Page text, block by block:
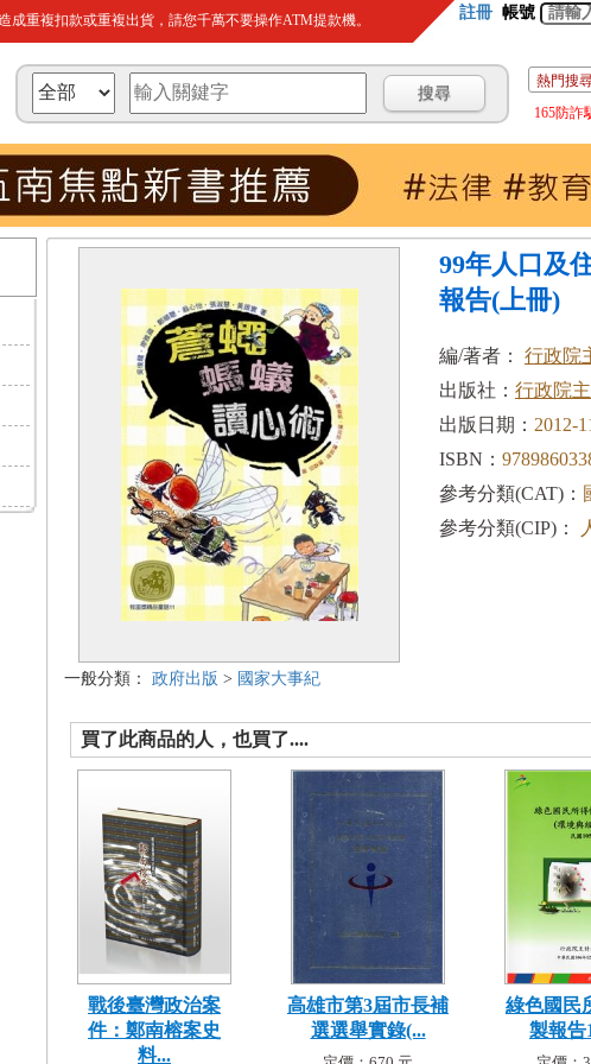
重複扣款或重複出貨，請您千萬不要操作ATM提款機。 註冊 帳號
熱門搜
165防詐
一般分類： 政府出版 > 國家大事紀
99年人口及
報告(上冊)
編/著者： 行政院
出版社： 行政院
出版日期： 2012-
ISBN：
參考分類(CAT)：
參考分類(CIP)：
買了此商品的人，也買了....
戰後臺灣政治案
件：鄭南榕案史
料...
高雄市第3屆市長補
選選舉實錄(...
綠色國民
製報告